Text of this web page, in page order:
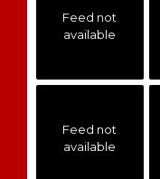
Feed not
available
Feed not
available